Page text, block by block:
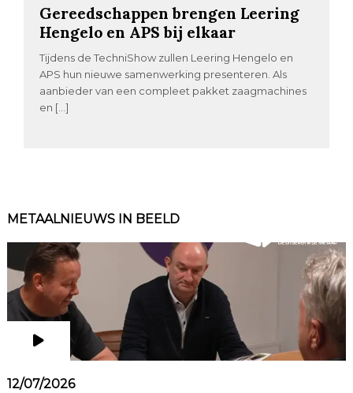
Gereedschappen brengen Leering
Hengelo en APS bij elkaar
Tijdens de TechniShow zullen Leering Hengelo en
APS hun nieuwe samenwerking presenteren. Als
aanbieder van een compleet pakket zaagmachines
en […]
METAALNIEUWS IN BEELD
12/07/2026